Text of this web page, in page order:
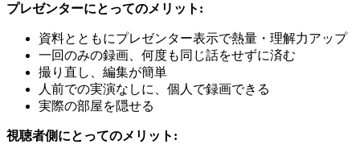
プレゼンターにとってのメリット:
資料とともにプレゼンター表示で熱量・理解力アップ
一回のみの録画、何度も同じ話をせずに済む
撮り直し、編集が簡単
人前での実演なしに、個人で録画できる
実際の部屋を隠せる
視聴者側にとってのメリット: